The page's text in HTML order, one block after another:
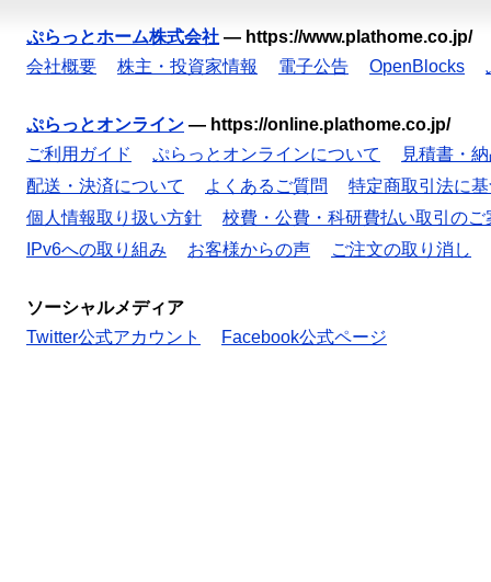
ぷらっとホーム株式会社 — https://www.plathome.co.jp/
会社概要
株主・投資家情報 電子公告 OpenBlocks
ぷらっとオンライン — https://online.plathome.co.jp/
ご利用ガイド
ぷらっとオンラインについて
見積書・
配送・決済について
よくあるご質問
特定商取引法に
個人情報取り扱い方針
校費・公費・科研費払い取引のご
IPv6への取り組み
お客様からの声 ご注文の取り消し
ソーシャルメディア
Twitter公式アカウント
Facebook公式ページ